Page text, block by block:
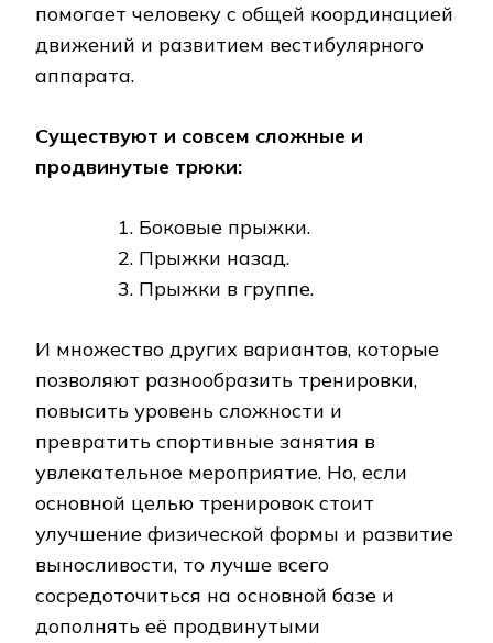
помогает человеку с общей координацией
движений и развитием вестибулярного
аппарата.
Существуют и совсем сложные и
продвинутые трюки:
Боковые прыжки.
Прыжки назад.
Прыжки в группе.
И множество других вариантов, которые
позволяют разнообразить тренировки,
повысить уровень сложности и
превратить спортивные занятия в
увлекательное мероприятие. Но, если
основной целью тренировок стоит
улучшение физической формы и развитие
выносливости, то лучше всего
сосредоточиться на основной базе и
дополнять её продвинутыми